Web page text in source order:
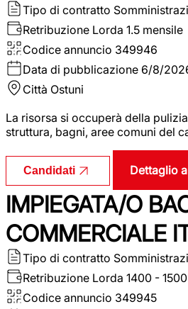
Tipo di contratto
Retribuzione Lorda 1.5 mensile
Codice annuncio 349946
Data di pubblicazione 6/8/
Città Ostuni
La risorsa si occuperà della
struttura, bagni, aree comuni del
Candidati Dettaglio
IMPIEGATA/O
COMMERCIALE
Tipo di contratto
Retribuzione Lorda 1400 -
Codice annuncio 349945